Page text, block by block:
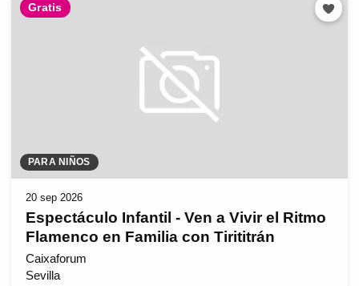
Gratis
PARA NIÑOS
20 sep 2026
Espectáculo Infantil - Ven a Vivir el Ritmo
Flamenco en Familia con Tirititrán
Caixaforum
Sevilla